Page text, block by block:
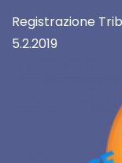
Registrazione
5.2.2019